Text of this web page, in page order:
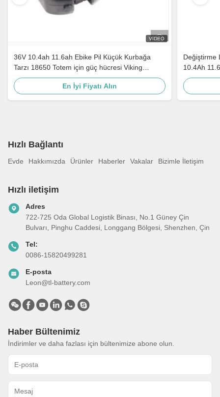
VIDEO
36V 10.4ah 11.6ah Ebike Pil Küçük Kurbağa
Tarzı 18650 Totem için güç hücresi Viking
Cortina E-GO
En İyi Fiyatı Alın
Değiştirme
10.4Ah
Hızlı Bağlantı
Evde Hakkımızda Ürünler Haberler Vakalar Bizimle İletişim
Hızlı iletişim
Adres
722-725 Oda Global Logistik Binası, No.1 Güney Çin
Bulvarı, Pinghu Caddesi, Longgang Bölgesi, Shenzhen, Çin
Tel:
0086-15820499281
E-posta
Leon@tl-battery.com
Haber Bültenimiz
İndirimler ve daha fazlası için bültenimize abone olun.